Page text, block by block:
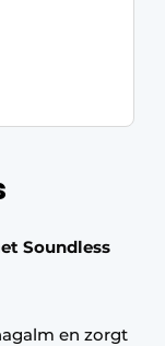
Soundless
en zorgt